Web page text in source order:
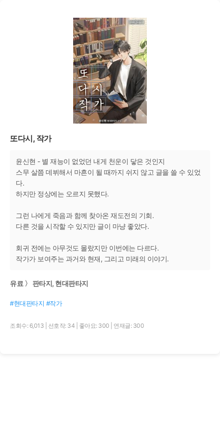
또다시, 작가
윤신현 - 별 재능이 없었던 내게 천운이 닿은 것인지
스무 살쯤 데뷔해서 마흔이 될 때까지 쉬지 않고 글을 쓸 수 있었
다.
하지만 정상에는 오르지 못했다.
그런 나에게 죽음과 함께 찾아온 재도전의 기회.
다른 것을 시작할 수 있지만 글이 마냥 좋았다.
회귀 전에는 아무것도 몰랐지만 이번에는 다르다.
작가가 보여주는 과거와 현재, 그리고 미래의 이야기.
유료 〉 판타지, 현대판타지
#현대판타지 #작가
조회수: 6,013 선호작: 34 좋아요: 300 연재글: 300